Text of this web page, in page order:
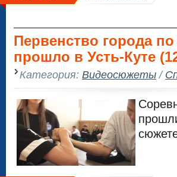
Первенство города
прошло в Усть-Куте
Категория: Видеосюжеты/